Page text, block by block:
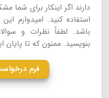
دارند اگر اینکار برای شما
استفاده کنید. امیدوارم
باشد. لطفاً نظرات و
بنویسید. ممنون که تا
فرم